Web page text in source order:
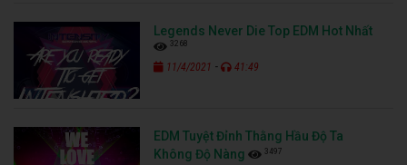
Legends Never Die Top EDM Hot Nhất
3268
11/4/2021 - 41:49
EDM Tuyệt Đỉnh Thằng Hầu Độ Ta
Không Độ Nàng
3497